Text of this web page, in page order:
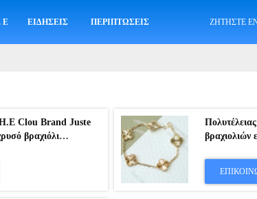
ΕΠΑΦΉ ΜΕΕΙΔΉΣΕΙΣ ΠΕΡΙΠΤΏΣΕΙΣ ΖΗΤΉΣΤΕ
Η.Ε Clou Brand Juste
βραχιόλι
βραχιολιών